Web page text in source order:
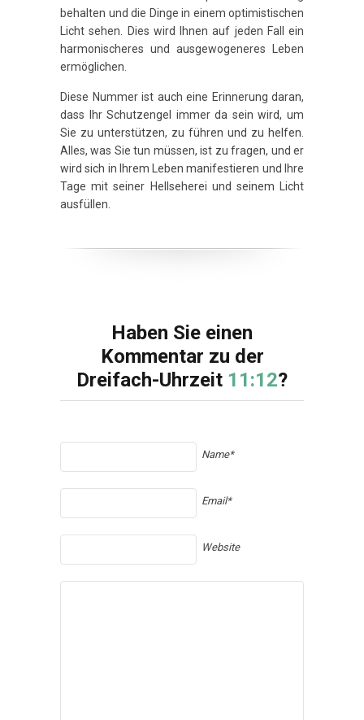
behalten und die Dinge in einem optimistischen
Licht sehen. Dies wird Ihnen auf jeden Fall ein
harmonischeres und ausgewogeneres Leben
ermöglichen.
Diese Nummer ist auch eine Erinnerung daran,
dass Ihr Schutzengel immer da sein wird, um
Sie zu unterstützen, zu führen und zu helfen.
Alles, was Sie tun müssen, ist zu fragen, und er
wird sich in Ihrem Leben manifestieren und Ihre
Tage mit seiner Hellseherei und seinem Licht
ausfüllen.
Haben Sie einen
Kommentar zu der
Dreifach-Uhrzeit 11:12?
Name*
Email*
Website